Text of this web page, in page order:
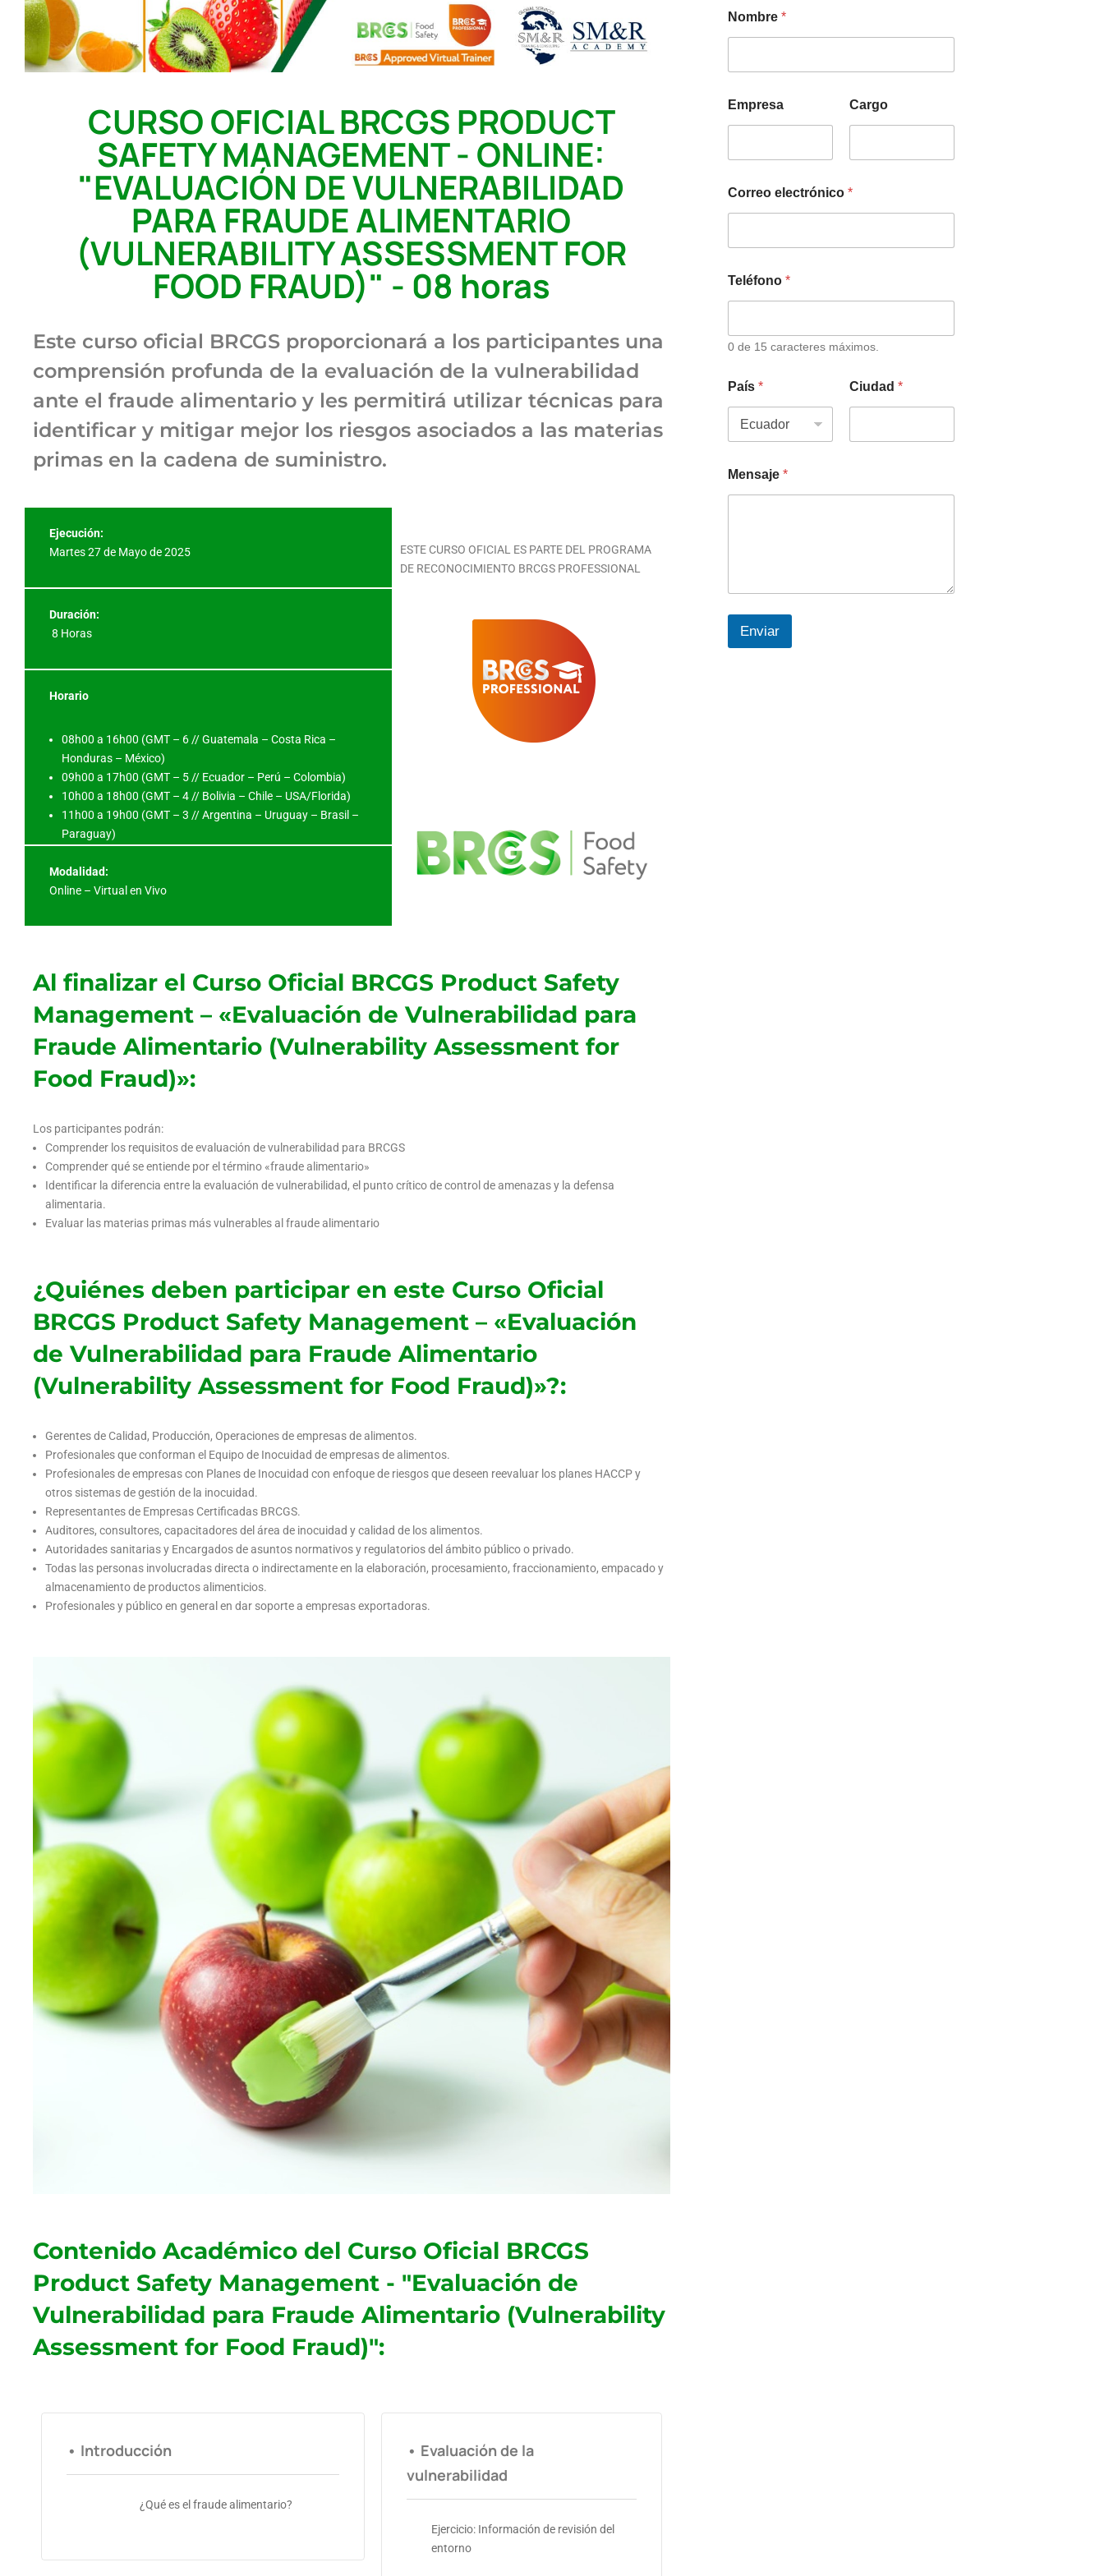
CURSO OFICIAL BRCGS PRODUCT
SAFETY MANAGEMENT - ONLINE:
"EVALUACIÓN DE VULNERABILIDAD
PARA FRAUDE ALIMENTARIO
(VULNERABILITY ASSESSMENT FOR
FOOD FRAUD)" - 08 horas
Este curso oficial BRCGS proporcionará a los participantes una
comprensión profunda de la evaluación de la vulnerabilidad
ante el fraude alimentario y les permitirá utilizar técnicas para
identificar y mitigar mejor los riesgos asociados a las materias
primas en la cadena de suministro.
Ejecución:
Martes 27 de Mayo de 2025
Duración:
8 Horas
Horario
08h00 a 16h00 (GMT – 6 // Guatemala – Costa Rica –
Honduras – México)
09h00 a 17h00 (GMT – 5 // Ecuador – Perú – Colombia)
10h00 a 18h00 (GMT – 4 // Bolivia – Chile – USA/Florida)
11h00 a 19h00 (GMT – 3 // Argentina – Uruguay – Brasil –
Paraguay)
Modalidad:
Online – Virtual en Vivo
ESTE CURSO OFICIAL ES PARTE DEL PROGRAMA
DE RECONOCIMIENTO BRCGS PROFESSIONAL
Al finalizar el Curso Oficial BRCGS Product Safety
Management – «Evaluación de Vulnerabilidad para
Fraude Alimentario (Vulnerability Assessment for
Food Fraud)»:
Los participantes podrán:
Comprender los requisitos de evaluación de vulnerabilidad para BRCGS
Comprender qué se entiende por el término «fraude alimentario»
Identificar la diferencia entre la evaluación de vulnerabilidad, el punto crítico de control de amenazas y la defensa
alimentaria.
Evaluar las materias primas más vulnerables al fraude alimentario
¿Quiénes deben participar en este Curso Oficial
BRCGS Product Safety Management – «Evaluación
de Vulnerabilidad para Fraude Alimentario
(Vulnerability Assessment for Food Fraud)»?:
Gerentes de Calidad, Producción, Operaciones de empresas de alimentos.
Profesionales que conforman el Equipo de Inocuidad de empresas de alimentos.
Profesionales de empresas con Planes de Inocuidad con enfoque de riesgos que deseen reevaluar los planes HACCP y
otros sistemas de gestión de la inocuidad.
Representantes de Empresas Certificadas BRCGS.
Auditores, consultores, capacitadores del área de inocuidad y calidad de los alimentos.
Autoridades sanitarias y Encargados de asuntos normativos y regulatorios del ámbito público o privado.
Todas las personas involucradas directa o indirectamente en la elaboración, procesamiento, fraccionamiento, empacado y
almacenamiento de productos alimenticios.
Profesionales y público en general en dar soporte a empresas exportadoras.
Contenido Académico del Curso Oficial BRCGS
Product Safety Management - "Evaluación de
Vulnerabilidad para Fraude Alimentario (Vulnerability
Assessment for Food Fraud)":
• Introducción
¿Qué es el fraude alimentario?
• Evaluación de la
vulnerabilidad
Ejercicio: Información de revisión del
entorno
Nombre *
Empresa Cargo
Correo electrónico *
Teléfono *
0 de 15 caracteres máximos.
País * Ciudad *
Mensaje *
Enviar